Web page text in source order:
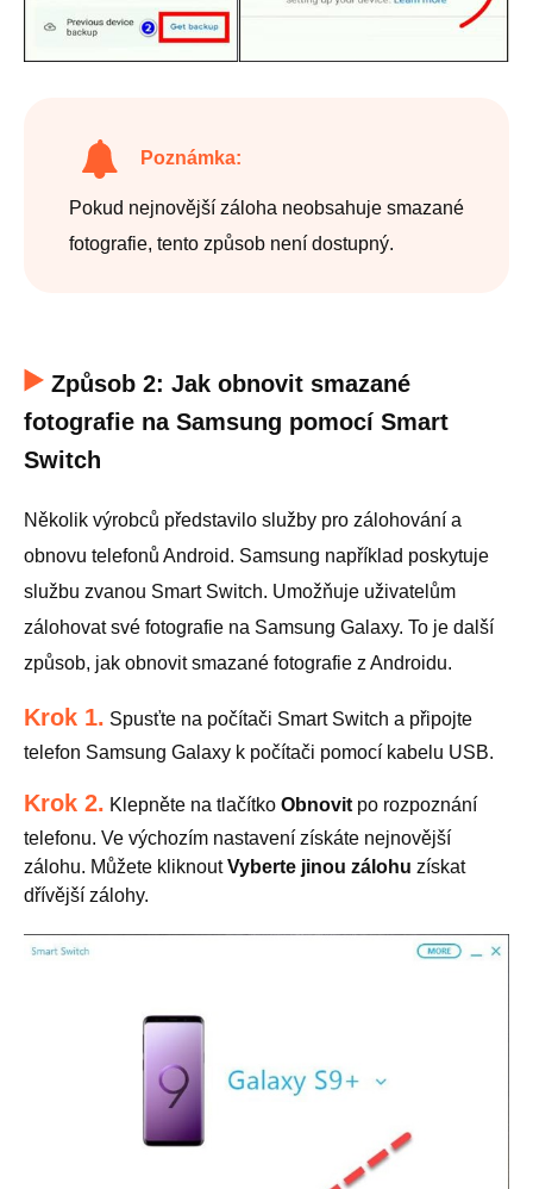
Poznámka:
Pokud nejnovější záloha neobsahuje smazané
fotografie, tento způsob není dostupný.
Způsob 2: Jak obnovit smazané
fotografie na Samsung pomocí Smart
Switch
Několik výrobců představilo služby pro zálohování a
obnovu telefonů Android. Samsung například poskytuje
službu zvanou Smart Switch. Umožňuje uživatelům
zálohovat své fotografie na Samsung Galaxy. To je další
způsob, jak obnovit smazané fotografie z Androidu.
Krok 1. Spusťte na počítači Smart Switch a připojte
telefon Samsung Galaxy k počítači pomocí kabelu USB.
Krok 2. Klepněte na tlačítko Obnovit po rozpoznání
telefonu. Ve výchozím nastavení získáte nejnovější
zálohu. Můžete kliknoutVyberte jinou zálohu získat
dřívější zálohy.